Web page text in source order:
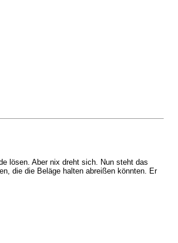
lösen. Aber nix dreht sich. Nun steht das
die die Beläge halten abreißen könnten. Er